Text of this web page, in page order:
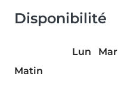
Disponibilité
Lun Mar
Matin